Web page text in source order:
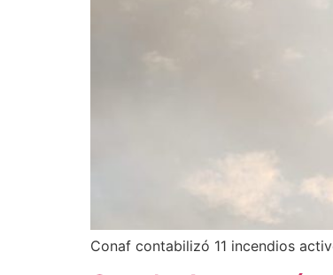
Conaf contabilizó 11 incendios